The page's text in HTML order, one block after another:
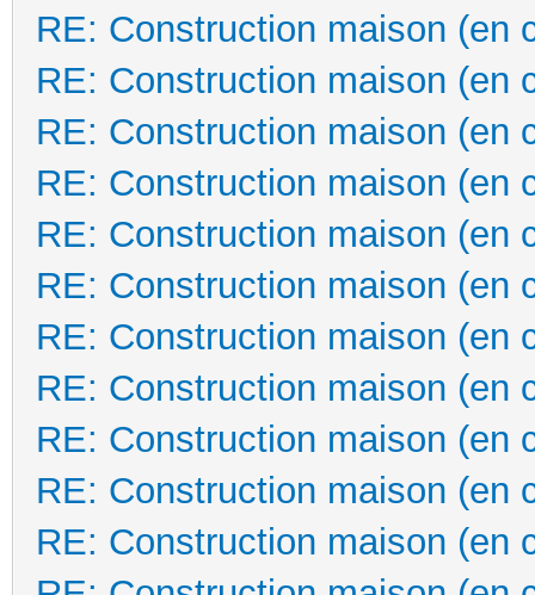
RE: Construction maison (en
RE: Construction maison (en
RE: Construction maison (en
RE: Construction maison (en
RE: Construction maison (en
RE: Construction maison (en
RE: Construction maison (en
RE: Construction maison (en
RE: Construction maison (en
RE: Construction maison (en
RE: Construction maison (en